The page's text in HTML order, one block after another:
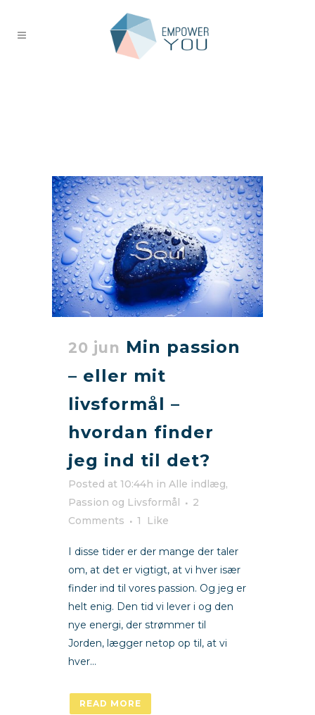
20 jun Min passion
– eller mit
livsformål –
hvordan finder
jeg ind til det?
Posted at 10:44h in Alle indlæg,
Passion og Livsformål
2
Comments
1 Like
I disse tider er der mange der taler
om, at det er vigtigt, at vi hver især
finder ind til vores passion. Og jeg er
helt enig. Den tid vi lever i og den
nye energi, der strømmer til
Jorden, lægger netop op til, at vi
hver...
READ MORE